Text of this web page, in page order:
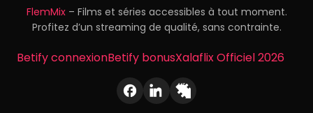
FlemMix– Films et séries accessibles à tout moment.
Profitez d’un streaming de qualité, sans contrainte.
Betify connexionBetify bonusXalaflix Officiel 2026